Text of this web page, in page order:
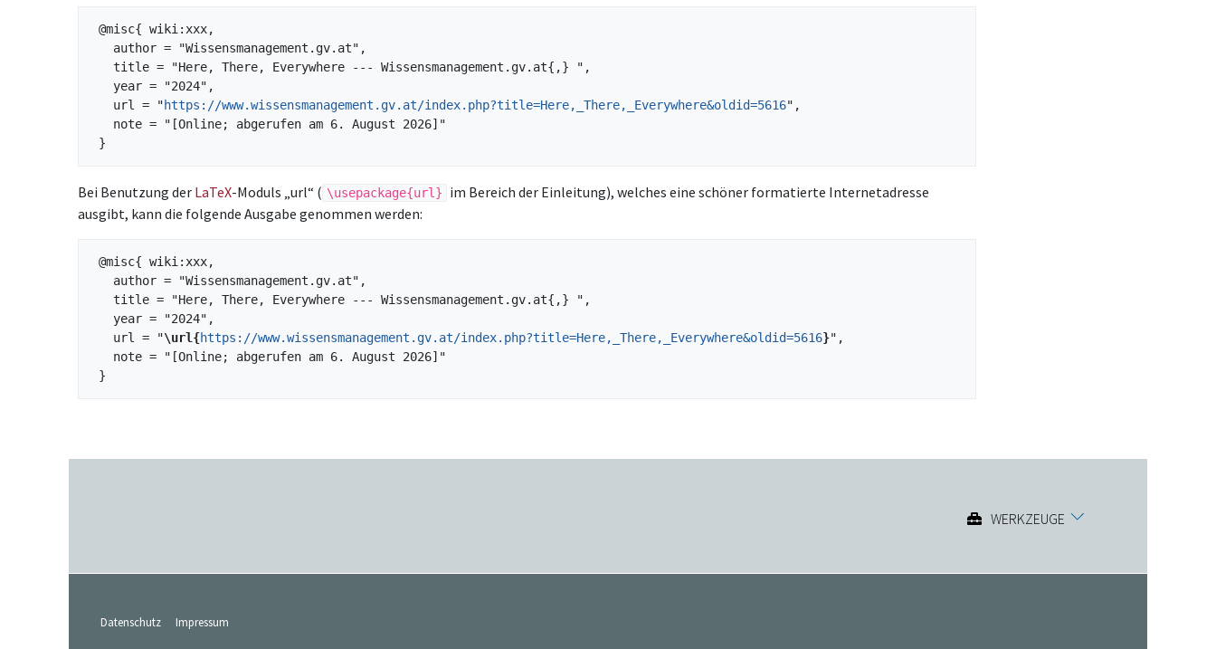
   url = "
https://www.wissensmanagement.gv.at/index.php?title=Here,_There,_Everywhere&oldid=5616",
Bei Benutzung der LaTeX-Moduls „url“ ( \usepackage{url}
im Bereich der Einleitung), welches eine schöner formatierte Internetadresse
ausgibt, kann die folgende Ausgabe genommen werden:
   url = "
\url{https://www.wissensmanagement.gv.at/index.php?title=Here,_There,_Everywhere&oldid=5616}",
WERKZEUGE
Datenschutz Impressum